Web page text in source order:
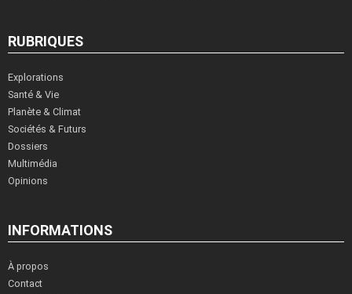
RUBRIQUES
Explorations
Santé & Vie
Planète & Climat
Sociétés & Futurs
Dossiers
Multimédia
Opinions
INFORMATIONS
À propos
Contact